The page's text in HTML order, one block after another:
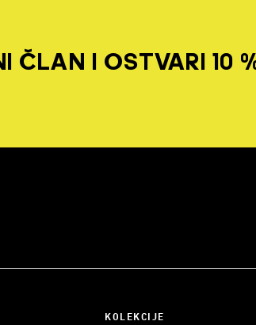
ČLAN I OSTVARI 10
KOLEKCIJE